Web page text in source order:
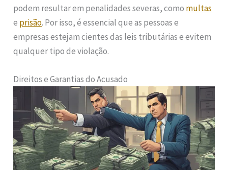
podem resultar em penalidades severas, como multas
e prisão. Por isso, é essencial que as pessoas e
empresas estejam cientes das leis tributárias e evitem
qualquer tipo de violação.
Direitos e Garantias do Acusado